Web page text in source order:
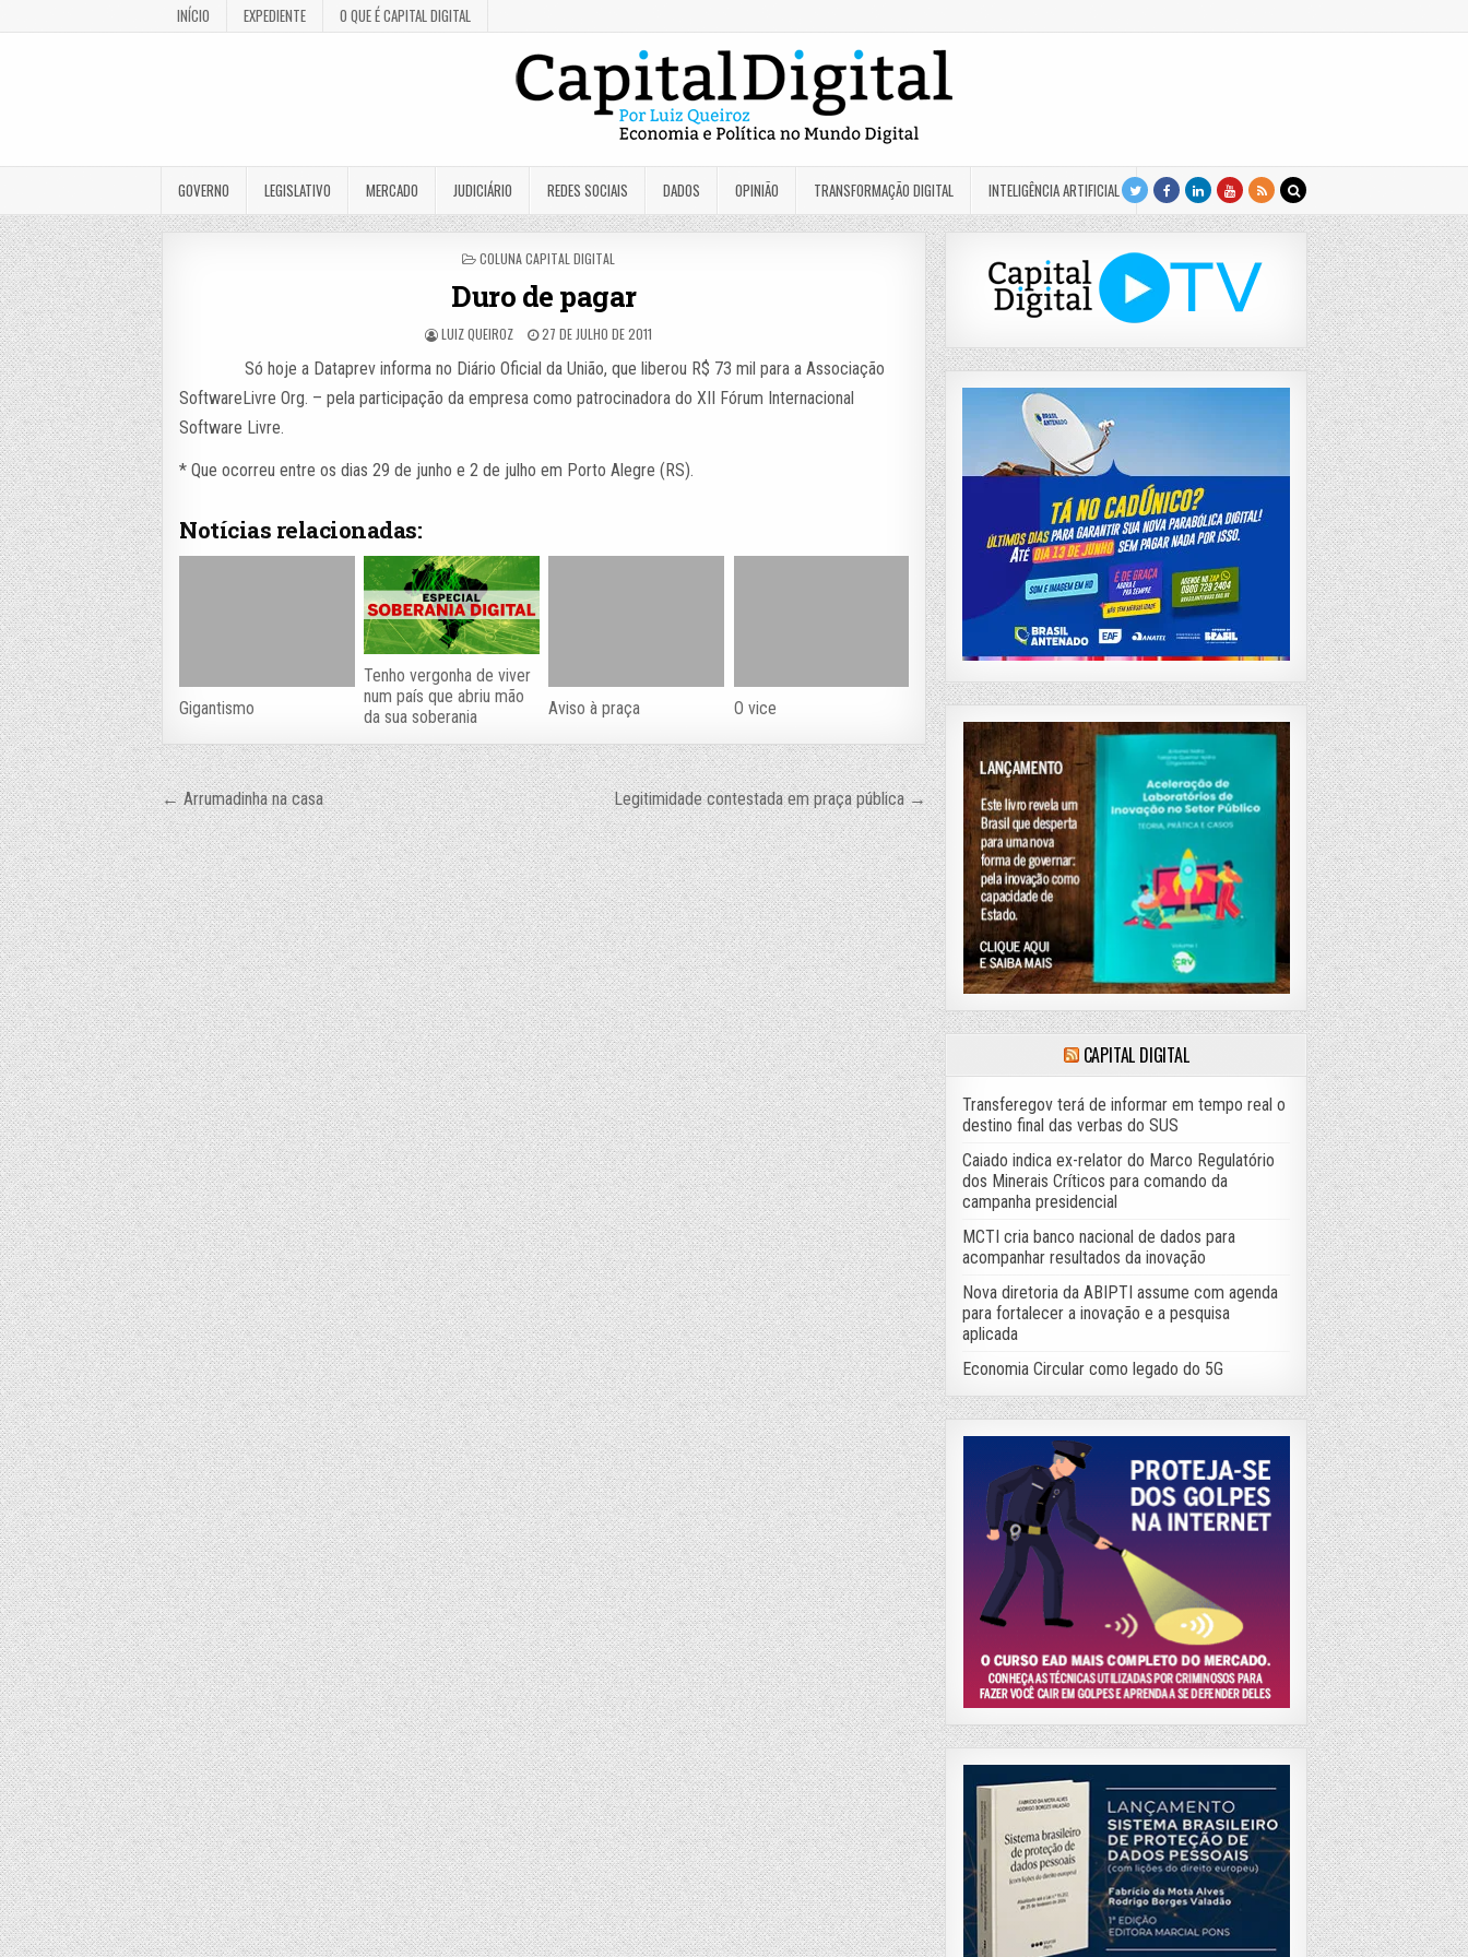
INÍCIO EXPEDIENTE O QUE É CAPITAL DIGITAL
GOVERNO LEGISLATIVO MERCADO JUDICIÁRIO REDES SOCIAIS DADOS OPINIÃO TRANSFORMAÇÃO DIGITAL INTELIGÊNCIA ARTIFICIAL
POSTED
COLUNA CAPITAL DIGITAL
Duro de pagar
LUIZ QUEIROZ 27 DE JULHO DE 2011
Só hoje a Dataprev informa no Diário Oficial da União, que liberou R$ 73 mil para a Associação
SoftwareLivre Org. – pela participação da empresa como patrocinadora do XII Fórum Internacional
Software Livre.
* Que ocorreu entre os dias 29 de junho e 2 de julho em Porto Alegre (RS).
Notícias relacionadas:
Gigantismo
Tenho vergonha de viver
num país que abriu mão
da sua soberania
Aviso à praça O vice
Navegação
de
Post
← Arrumadinha na casa Legitimidade contestada em praça pública →
CAPITAL DIGITAL
Transferegov terá de informar em tempo real o
destino final das verbas do SUS
Caiado indica ex-relator do Marco Regulatório
dos Minerais Críticos para comando da
campanha presidencial
MCTI cria banco nacional de dados para
acompanhar resultados da inovação
Nova diretoria da ABIPTI assume com agenda
para fortalecer a inovação e a pesquisa
aplicada
Economia Circular como legado do 5G